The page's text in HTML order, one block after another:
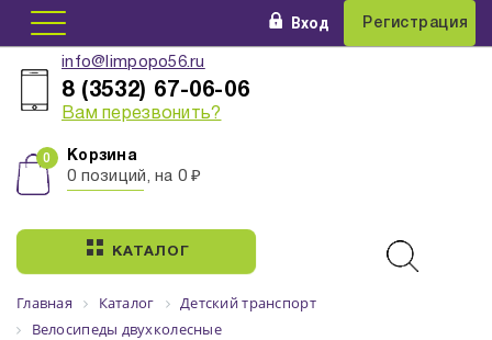
Вход Регистрация
info@limpopo56.ru
8 (3532) 67-06-06
Вам перезвонить?
Корзина
0 позиций, на 0 ₽
КАТАЛОГ
Главная Каталог
Детский транспорт
Велосипеды двухколесные